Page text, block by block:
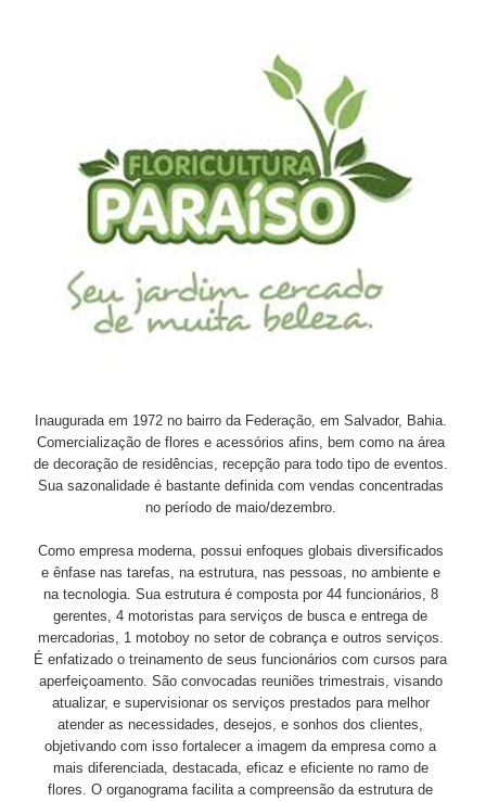
Inaugurada em 1972 no bairro da Federação, em Salvador, Bahia.
Comercialização de flores e acessórios afins, bem como na área
de decoração de residências, recepção para todo tipo de eventos.
Sua sazonalidade é bastante definida com vendas concentradas
no período de maio/dezembro.
Como empresa moderna, possui enfoques globais diversificados
e ênfase nas tarefas, na estrutura, nas pessoas, no ambiente e
na tecnologia. Sua estrutura é composta por 44 funcionários, 8
gerentes, 4 motoristas para serviços de busca e entrega de
mercadorias, 1 motoboy no setor de cobrança e outros serviços.
É enfatizado o treinamento de seus funcionários com cursos para
aperfeiçoamento. São convocadas reuniões trimestrais, visando
atualizar, e supervisionar os serviços prestados para melhor
atender as necessidades, desejos, e sonhos dos clientes,
objetivando com isso fortalecer a imagem da empresa como a
mais diferenciada, destacada, eficaz e eficiente no ramo de
flores. O organograma facilita a compreensão da estrutura de